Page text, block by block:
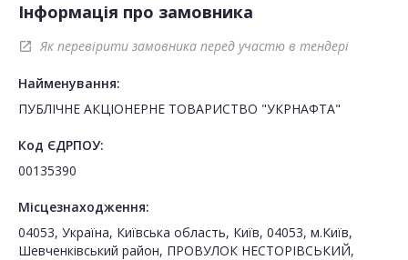
Інформація про замовника
open_in_new Як перевірити замовника перед участю в тендері
Найменування:
ПУБЛІЧНЕ АКЦІОНЕРНЕ ТОВАРИСТВО "УКPНAФТА"
Код ЄДРПОУ:
00135390
Місцезнаходження:
04053, Україна, Київська область, Київ, 04053, м.Київ,
Шевченківський район, ПРОВУЛОК НЕСТОРІВСЬКИЙ,